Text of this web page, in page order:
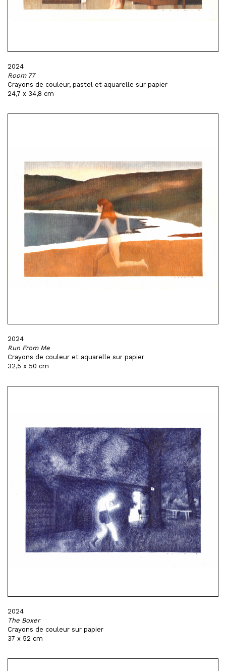
2024
Room 77
Crayons de couleur, pastel et aquarelle sur papier
24,7 x 34,8 cm
2024
Run From Me
Crayons de couleur et aquarelle sur papier
32,5 x 50 cm
2024
The Boxer
Crayons de couleur sur papier
37 x 52 cm